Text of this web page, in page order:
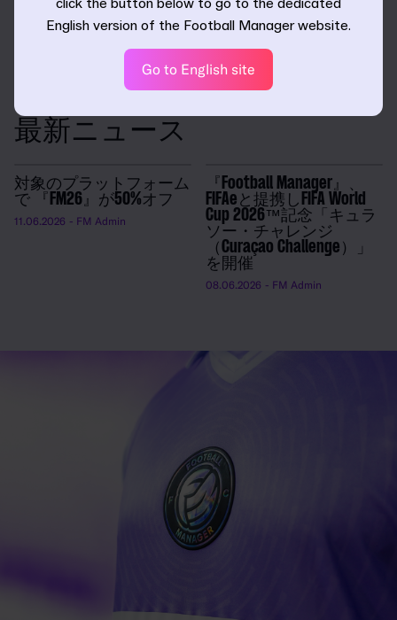
FM26 Console』の詳細や新要素は、特集ブログをご覧
最新ニュース
対象のプラットフォーム
で 『FM26』が50%オフ
11.06.2026 - FM Admin
『Football Manager』、
FIFAeと提携しFIFA World
Cup 2026™記念「キュラ
ソー・チャレンジ
（Curaçao Challenge）」
を開催
08.06.2026 - FM Admin
click the button below to go to the dedicated
English version of the Football Manager website.
Go to English site